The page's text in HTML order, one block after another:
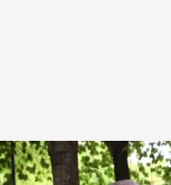
Plácido Domingo responde
secta sexual